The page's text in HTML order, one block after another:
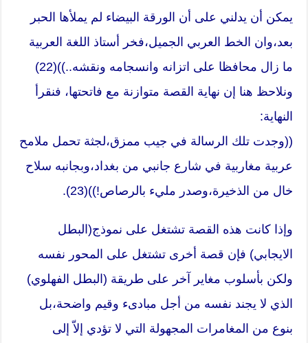
يمكن أن يدلني على أن الورقة البيضاء لم يملأها الحبر
بعد،وان الخط العربي الجميل،فخر أستاذ اللغة العربية
ما زال محافظا على اتزانه وانسجامه ونقشه..))(22)
ونلاحظ هنا إن نهاية القصة متوازنة مع فاتحتها، فنقرأ
النهاية:
((وجدت تلك الرسالة في جيب ممزق،لجثة تحمل ملامح
عربية مغاربية في شارع جانبي من بغداد،وبجانبه سلاح
خال من الذخيرة،وصدر مليء بالرصاص!))(23).
وإذا كانت هذه القصة تشتغل على نموذج(البطل
الايجابي) فإن قصة أخرى تشتغل على المحور نفسه
ولكن بأسلوب مغاير آخر على طريقة (البطل الفهلوي)
الذي لا يجند نفسه من أجل مبادىء وقيم واضحة،بل
بنوع من المغامرات المجهولة التي لا تؤدي إلاّ إلى